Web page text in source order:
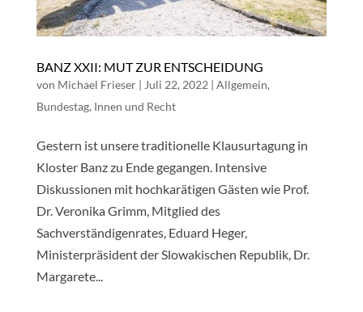
BANZ XXII: MUT ZUR ENTSCHEIDUNG
von Michael Frieser| Juli 22, 2022 | Allgemein,
Bundestag, Innen und Recht
Gestern ist unsere traditionelle Klausurtagung in
Kloster Banz zu Ende gegangen. Intensive
Diskussionen mit hochkarätigen Gästen wie Prof.
Dr. Veronika Grimm, Mitglied des
Sachverständigenrates, Eduard Heger,
Ministerpräsident der Slowakischen Republik, Dr.
Margarete...